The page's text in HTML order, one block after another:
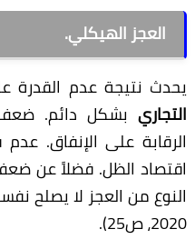
العجز الهيكلي.
يحدث نتيجة عدم
التجاري بشكل دائم.
الرقابة على الإنفاق. عدم
اقتصاد الظل. فضلاً عن
النوع من العجز لا يصلح
2020، ص25).